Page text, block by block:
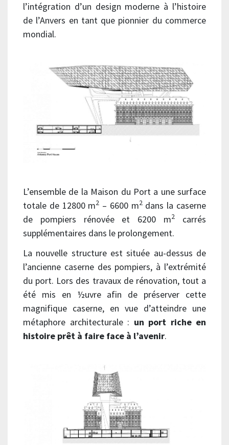
l’intégration d’un design moderne à l’histoire
de l’Anvers en tant que pionnier du commerce
mondial.
L’ensemble de la Maison du Port a une surface
totale de 12800 m2 – 6600 m2dans la caserne
de pompiers rénovée et 6200 m2
carrés
supplémentaires dans le prolongement.
La nouvelle structure est située au-dessus de
l’ancienne caserne des pompiers, à l’extrémité
du port. Lors des travaux de rénovation, tout a
été mis en ½uvre afin de préserver cette
magnifique caserne, en vue d’atteindre une
métaphore architecturale : un port riche en
histoire prêt à faire face à l’avenir.